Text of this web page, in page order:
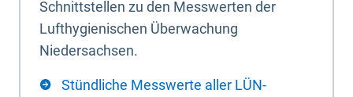
Schnittstellen zu den Messwerten der
Lufthygienischen Überwachung
Niedersachsen.
Stündliche Messwerte aller LÜN-